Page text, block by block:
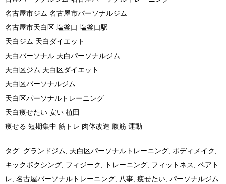
名古屋市ジム 名古屋市パーソナルジム
名古屋市天白区 塩釜口 塩釜口駅
天白ジム 天白ダイエット
天白パーソナル 天白パーソナルジム
天白区ジム 天白区ダイエット
天白区パーソナルジム
天白区パーソナルトレーニング
天白痩せたい 安い 植田
痩せる 短期集中 筋トレ 肉体改造 腹筋 運動
タグ: グランドジム, 天白区パーソナルトレーニング, ボディメイク ,
キックボクシング, フィジーク , トレーニング, フィットネス , ペアト
レ, 名古屋パーソナルトレーニング, 八事, 痩せたい, パーソナルジム